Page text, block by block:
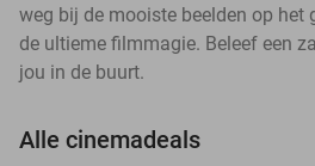
weg bij de mooiste beelden op het
de ultieme filmmagie. Beleef een
jou in de buurt.
Alle cinemadeals